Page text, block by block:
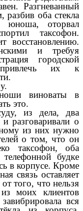
Разгневанный
разбив оба стекла
юноша, оторвал
таксофон.
восстановлению.
и требуя
городской
их к
виноваты в
это.
из дела, два
разговаривали о
из них нужно
о том, что он
таксофон, оба
будке
в корпусе. Кроме
связь оставляет
того, что нельзя
моих клиентов
вся